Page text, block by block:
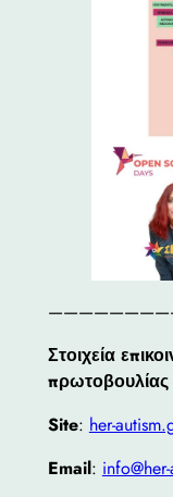
Στοιχεία
πρωτοβουλίας
Site: her-
Email: